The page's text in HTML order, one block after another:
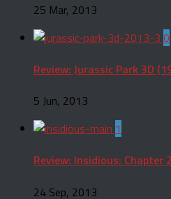
25 Mar, 2013
0
Review: Jurassic Park 3D
5 Jun, 2013
1
Review: Insidious: Chapter
24 Sep, 2013